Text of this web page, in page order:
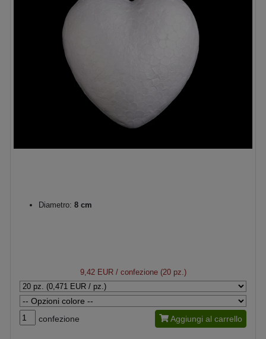
Diametro: 8 cm
9,42 EUR/ confezione (20 pz.)
confezione Aggiungi al carrello